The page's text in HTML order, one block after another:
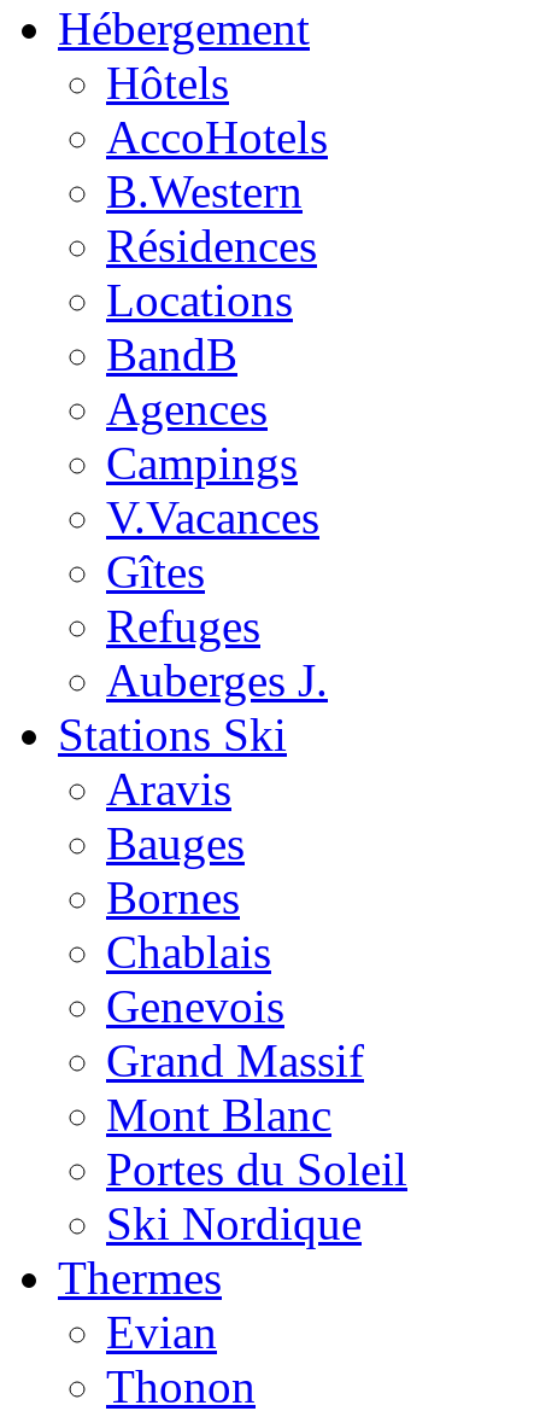
Hébergement
Hôtels
AccoHotels
B.Western
Résidences
Locations
BandB
Agences
Campings
V.Vacances
Gîtes
Refuges
Auberges J.
Stations Ski
Aravis
Bauges
Bornes
Chablais
Genevois
Grand Massif
Mont Blanc
Portes du Soleil
Ski Nordique
Thermes
Evian
Thonon